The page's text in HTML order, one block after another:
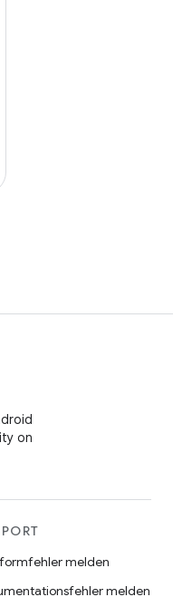
on
melden
melden